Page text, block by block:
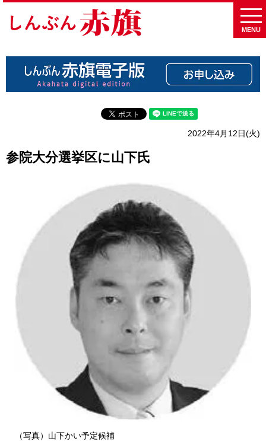
MENU
2022年4月12日(火)
参院大分選挙区に山下氏
（写真）山下かい予定候補